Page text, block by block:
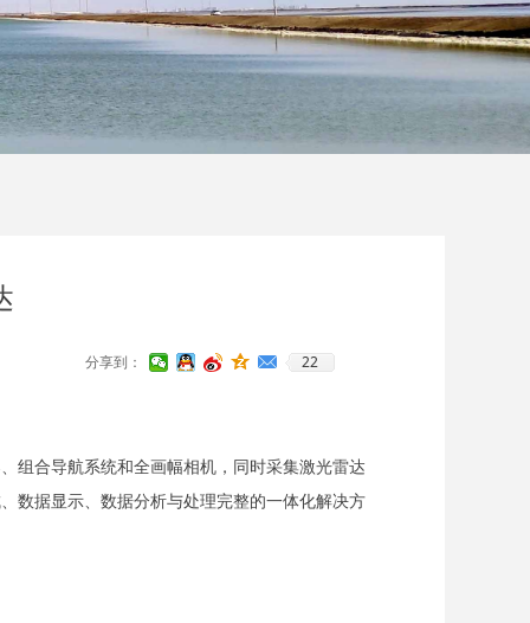
组合导航系统和全画幅相机，同时采集激光雷达
数据显示、数据分析与处理完整的一体化解决方
分享到： 22